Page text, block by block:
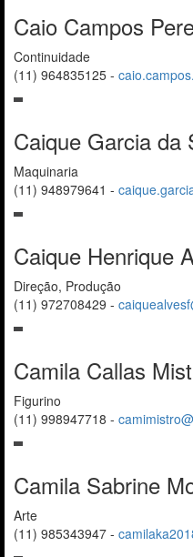
Caio Campos
Continuidade
(11) 964835125 -
Caique Garcia da
Maquinaria
(11) 948979641 -
Caique Henrique
Direção, Produção
(11) 972708429 -
Camila Callas
Figurino
(11) 998947718 -
Camila Sabrine
Arte
(11) 985343947 -